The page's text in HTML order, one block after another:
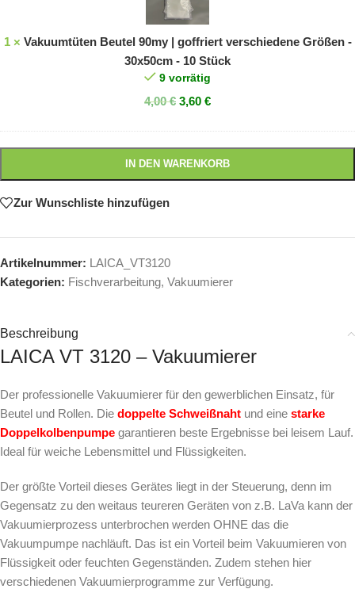
goffriert
verschiedene
Größen
-
30x50cm
10
Stück
1× Vakuumtüten Beutel 90my | goffriert verschiedene Größen -
30x50cm - 10 Stück
9 vorrätig
4,00€ 3,60 €
IN DEN WARENKORB
Zur Wunschliste hinzufügen
Artikelnummer: LAICA_VT3120
Kategorien: Fischverarbeitung, Vakuumierer
Beschreibung
LAICA VT 3120 – Vakuumierer
Der professionelle Vakuumierer für den gewerblichen Einsatz, für
Beutel und Rollen. Die doppelte Schweißnaht und eine starke
Doppelkolbenpumpe garantieren beste Ergebnisse bei leisem Lauf.
Ideal für weiche Lebensmittel und Flüssigkeiten.
Der größte Vorteil dieses Gerätes liegt in der Steuerung, denn im
Gegensatz zu den weitaus teureren Geräten von z.B. LaVa kann der
Vakuumierprozess unterbrochen werden OHNE das die
Vakuumpumpe nachläuft. Das ist ein Vorteil beim Vakuumieren von
Flüssigkeit oder feuchten Gegenständen. Zudem stehen hier
verschiedenen Vakuumierprogramme zur Verfügung.